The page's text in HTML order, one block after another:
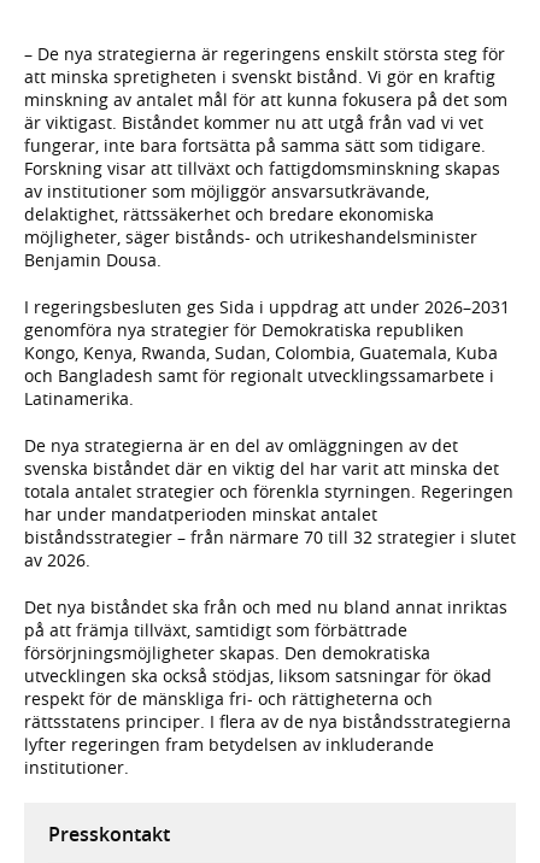
– De nya strategierna är regeringens enskilt största steg för
att minska spretigheten i svenskt bistånd. Vi gör en kraftig
minskning av antalet mål för att kunna fokusera på det som
är viktigast. Biståndet kommer nu att utgå från vad vi vet
fungerar, inte bara fortsätta på samma sätt som tidigare.
Forskning visar att tillväxt och fattigdomsminskning skapas
av institutioner som möjliggör ansvarsutkrävande,
delaktighet, rättssäkerhet och bredare ekonomiska
möjligheter, säger bistånds- och utrikeshandelsminister
Benjamin Dousa.
I regeringsbesluten ges Sida i uppdrag att under 2026–2031
genomföra nya strategier för Demokratiska republiken
Kongo, Kenya, Rwanda, Sudan, Colombia, Guatemala, Kuba
och Bangladesh samt för regionalt utvecklingssamarbete i
Latinamerika.
De nya strategierna är en del av omläggningen av det
svenska biståndet där en viktig del har varit att minska det
totala antalet strategier och förenkla styrningen. Regeringen
har under mandatperioden minskat antalet
biståndsstrategier – från närmare 70 till 32 strategier i slutet
av 2026.
Det nya biståndet ska från och med nu bland annat inriktas
på att främja tillväxt, samtidigt som förbättrade
försörjningsmöjligheter skapas. Den demokratiska
utvecklingen ska också stödjas, liksom satsningar för ökad
respekt för de mänskliga fri- och rättigheterna och
rättsstatens principer. I flera av de nya biståndsstrategierna
lyfter regeringen fram betydelsen av inkluderande
institutioner.
Presskontakt